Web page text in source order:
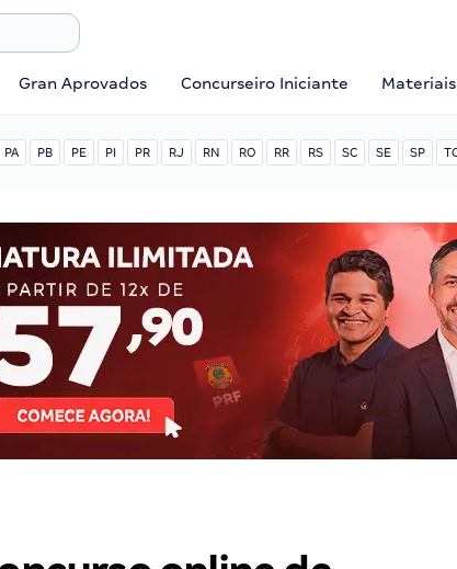
Gran Aprovados Concurseiro Iniciante
PA PB PE PI PR RJ RN RO RR RS SC SE SP